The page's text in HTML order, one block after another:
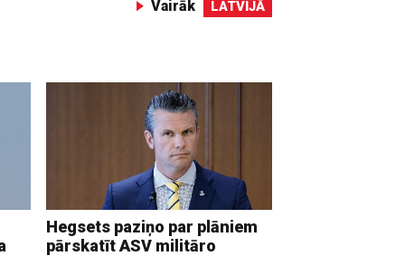
Vairāk LATVIJĀ
Hegsets paziņo par plāniem
pārskatīt ASV militāro